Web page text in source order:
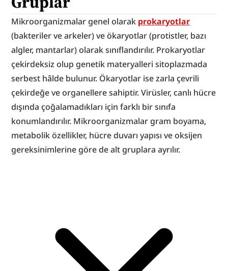
Mikroorganizmalar genel olarak prokaryotlar
(bakteriler ve arkeler) ve ökaryotlar (protistler, bazı
algler, mantarlar) olarak sınıflandırılır. Prokaryotlar
çekirdeksiz olup genetik materyalleri sitoplazmada
serbest hâlde bulunur. Ökaryotlar ise zarla çevrili
çekirdeğe ve organellere sahiptir. Virüsler, canlı hücre
dışında çoğalamadıkları için farklı bir sınıfa
konumlandırılır. Mikroorganizmalar gram boyama,
metabolik özellikler, hücre duvarı yapısı ve oksijen
gereksinimlerine göre de alt gruplara ayrılır.